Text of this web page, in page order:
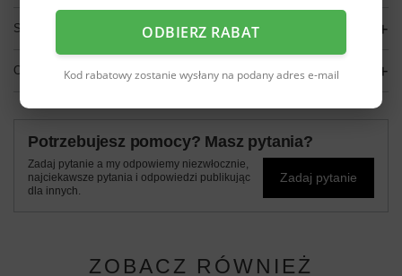
SZCZEGÓŁOWE DANE
OPINIE (0)
Potrzebujesz pomocy? Masz pytania?
Zadaj pytanie a my odpowiemy niezwłocznie,
najciekawsze pytania i odpowiedzi publikując
dla innych.
Zadaj pytanie
ZOBACZ RÓWNIEŻ
ODBIERZ RABAT
Kod rabatowy zostanie wysłany na podany adres e-mail